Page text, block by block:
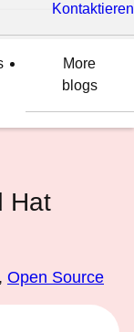
Kontaktieren
More
blogs
Hat
, Open Source